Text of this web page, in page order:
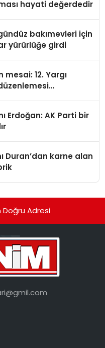
hayati değerdedir
bakımevleri için
yürürlüğe girdi
mesai: 12. Yargı
Erdoğan: AK Parti bir
Duran’dan karne alan
Doğru Adresi